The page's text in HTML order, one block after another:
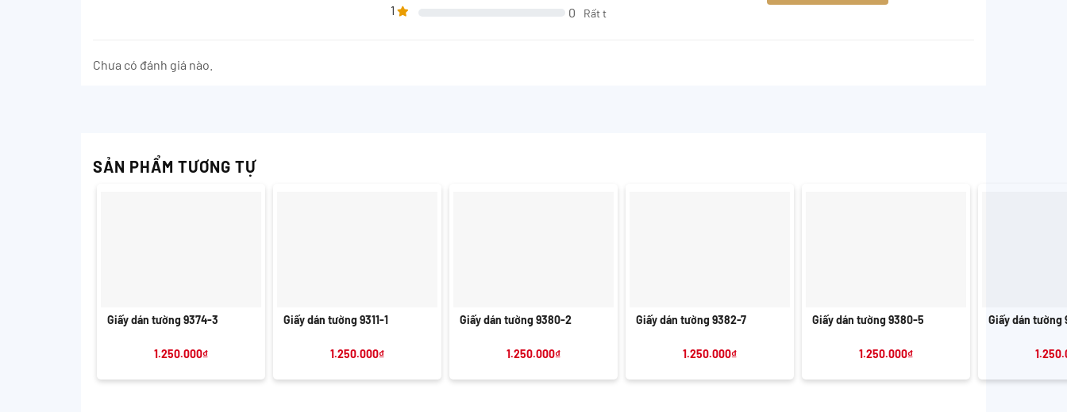
1 0 Rất t
Chưa có đánh giá nào.
SẢN PHẨM TƯƠNG TỰ
Giấy dán tường 9374-3
1.250.000₫
Giấy dán tường 9311-1
1.250.000₫
Giấy dán tường 9380-2
1.250.000₫
Giấy dán tường 9382-7
1.250.000₫
Giấy dán tường 9380-5
1.250.000₫
Giấy dán tường